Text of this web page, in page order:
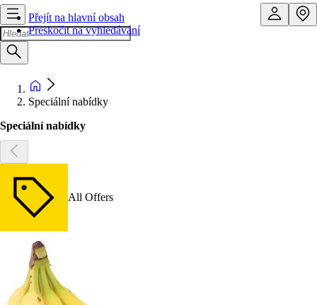
Přejít na hlavní obsah
Přeskočit na vyhledávání
Speciální nabídky
Speciální nabídky
All Offers